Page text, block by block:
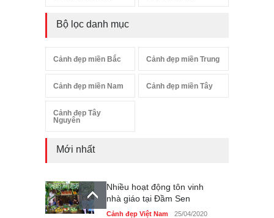
Bộ lọc danh mục
Cảnh đẹp miền Bắc Cảnh đẹp miền Trung
Cảnh đẹp miền Nam Cảnh đẹp miền Tây
Cảnh đẹp Tây
Nguyên
Mới nhất
Nhiều hoạt động tôn vinh
nhà giáo tại Đầm Sen
Cảnh đẹp Việt Nam 25/04/2020